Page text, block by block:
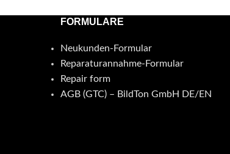
FORMULARE
Neukunden-Formular
Reparaturannahme-Formular
Repair form
AGB (GTC) – BildTon GmbH DE/EN